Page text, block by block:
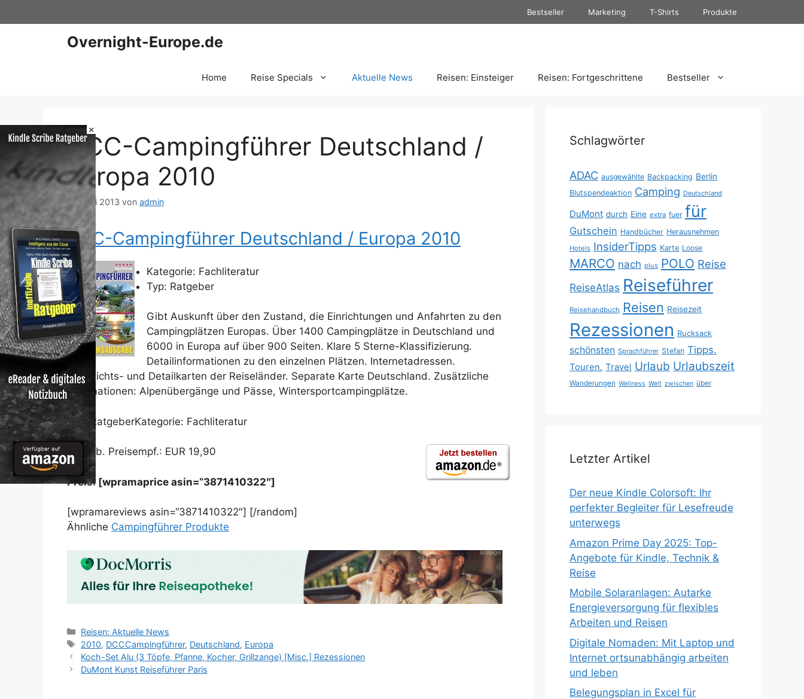
×
Inhalt
Bestseller Marketing T-Shirts Produkte
Overnight-Europe.de
Home Reise Specials Aktuelle News Reisen: Einsteiger Reisen: Fortgeschrittene Bestseller
DCC-Campingführer Deutschland /
Europa 2010
20. Mai 2013 von admin
DCC-Campingführer Deutschland / Europa 2010
Kategorie: Fachliteratur
Typ: Ratgeber
Gibt Auskunft über den Zustand, die Einrichtungen und Anfahrten zu den
Campingplätzen Europas. Über 1400 Campingplätze in Deutschland und
6000 in Europa auf über 900 Seiten. Klare 5 Sterne-Klassifizierung.
Detailinformationen zu den einzelnen Plätzen. Internetadressen.
Übersichts- und Detailkarten der Reiseländer. Separate Karte Deutschland. Zusätzliche
Informationen: Alpenübergänge und Pässe, Wintersportcampingplätze.
Typ: RatgeberKategorie: Fachliteratur
Unverb. Preisempf.: EUR 19,90
Preis: [wpramaprice asin=“3871410322″]
[wpramareviews asin=“3871410322″] [/random]
Ähnliche Campingführer Produkte
Kategorien
Reisen: Aktuelle News
Schlagwörter
2010, DCCCampingführer, Deutschland, Europa
Koch-Set Alu (3 Töpfe, Pfanne, Kocher, Grillzange) [Misc.] Rezessionen
DuMont Kunst Reiseführer Paris
Schlagwörter
ADAC ausgewählte Backpacking Berlin
Blutspendeaktion Camping Deutschland
DuMont durch Eine extra fuer für
Gutschein Handbücher Herausnehmen
Hotels InsiderTipps Karte Loose
MARCO nach plus POLO Reise
ReiseAtlas Reiseführer
Reisehandbuch Reisen Reisezeit
Rezessionen Rucksack
schönsten Sprachführer Stefan Tipps.
Touren. Travel Urlaub Urlaubszeit
Wanderungen Wellness Welt zwischen über
Letzter Artikel
Der neue Kindle Colorsoft: Ihr
perfekter Begleiter für Lesefreude
unterwegs
Amazon Prime Day 2025: Top-
Angebote für Kindle, Technik &
Reise
Mobile Solaranlagen: Autarke
Energieversorgung für flexibles
Arbeiten und Reisen
Digitale Nomaden: Mit Laptop und
Internet ortsunabhängig arbeiten
und leben
Belegungsplan in Excel für